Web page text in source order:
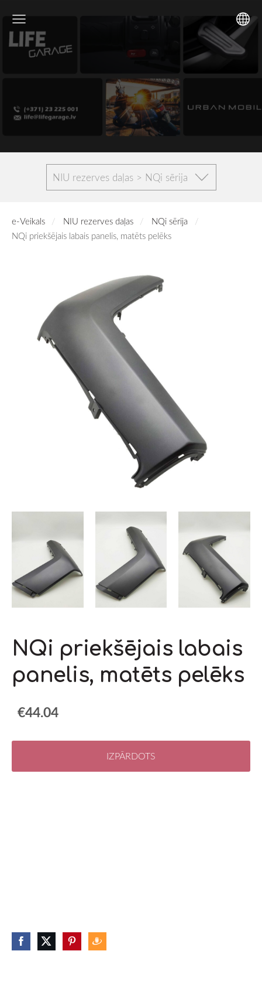
NIU rezerves daļas > NQi sērija
e-Veikals NIU rezerves daļas
NQi sērija
NQi priekšējais labais panelis, matēts pelēks
NQi priekšējais labais
panelis, matēts pelēks
€44.04
IZPĀRDOTS